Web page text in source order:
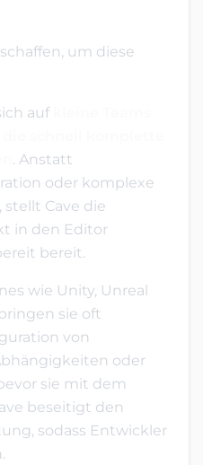
um diese
auf
. Anstatt
oder komplexe
stellt Cave die
in den Editor
bereit.
wie Unity, Unreal
sie oft
von
oder
sie mit dem
beseitigt den
sodass Entwickler